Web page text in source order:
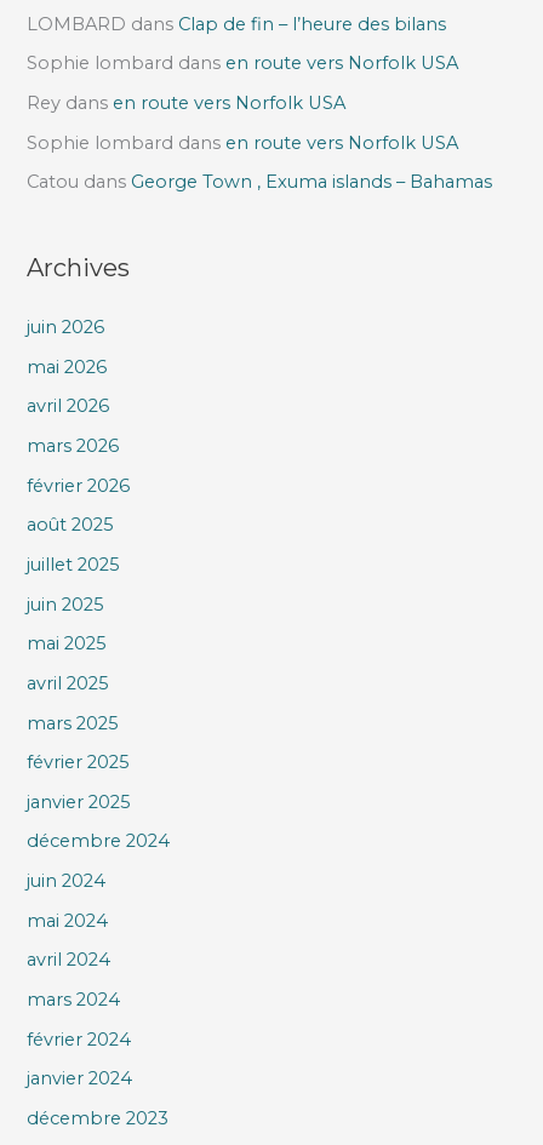
LOMBARD dans Clap de fin – l’heure des bilans
Sophie lombard dans en route vers Norfolk USA
Rey dans en route vers Norfolk USA
Sophie lombard dans en route vers Norfolk USA
Catou dans George Town , Exuma islands – Bahamas
Archives
juin 2026
mai 2026
avril 2026
mars 2026
février 2026
août 2025
juillet 2025
juin 2025
mai 2025
avril 2025
mars 2025
février 2025
janvier 2025
décembre 2024
juin 2024
mai 2024
avril 2024
mars 2024
février 2024
janvier 2024
décembre 2023